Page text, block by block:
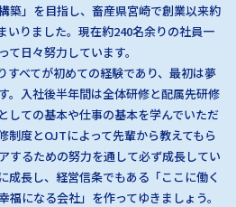
築」を目指し、畜産県宮崎で創業以来約
いりました。現在約240名余りの社員一
日々努力しています。
すべてが初めての経験であり、最初は夢
。入社後半年間は全体研修と配属先研修
しての基本や仕事の基本を学んでいただ
制度とOJTによって先輩から教えてもら
するための努力を通して必ず成長してい
成長し、経営信条でもある「ここに働く
になる会社」を作ってゆきましょう。